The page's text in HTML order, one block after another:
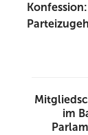
Konfession:
im